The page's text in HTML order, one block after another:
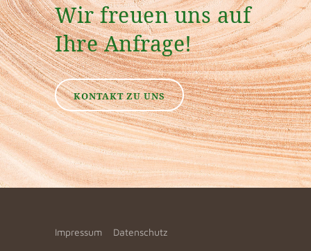
Wir freuen uns auf
Ihre Anfrage!
KONTAKT ZU UNS
Impressum Datenschutz